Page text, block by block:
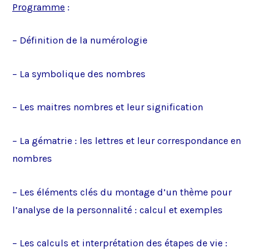
Programme :
– Définition de la numérologie
– La symbolique des nombres
– Les maitres nombres et leur signification
– La gématrie : les lettres et leur correspondance en
nombres
– Les éléments clés du montage d’un thème pour
l’analyse de la personnalité : calcul et exemples
– Les calculs et interprétation des étapes de vie :